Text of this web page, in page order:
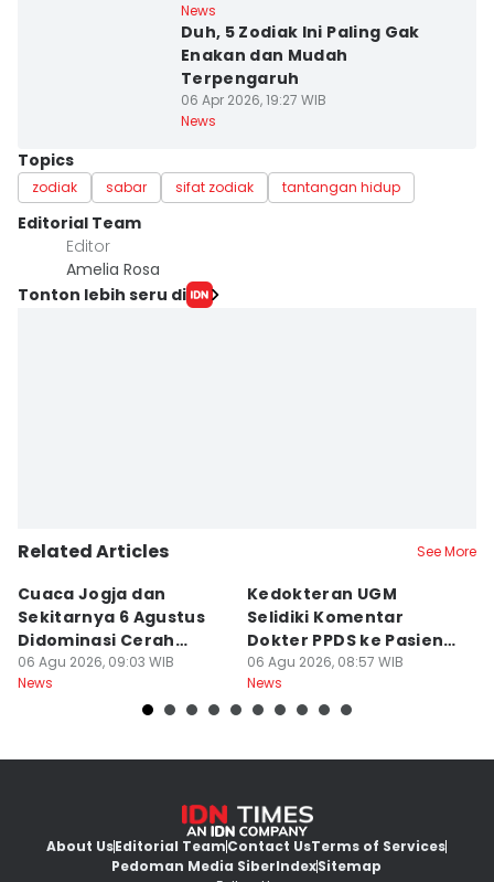
News
Duh, 5 Zodiak Ini Paling Gak
Enakan dan Mudah
Terpengaruh
06 Apr 2026, 19:27 WIB
News
Topics
zodiak sabar sifat zodiak tantangan hidup
Editorial Team
Editor
Amelia Rosa
Tonton lebih seru di
Related Articles See More
Cuaca Jogja dan
Sekitarnya 6 Agustus
Didominasi Cerah
Berawan
06 Agu 2026, 09:03 WIB
News
Kedokteran UGM
Selidiki Komentar
Dokter PPDS ke Pasien
BPJS di Medsos
06 Agu 2026, 08:57 WIB
News
About UsEditorial TeamContact UsTerms of Services
Pedoman Media SiberIndexSitemap